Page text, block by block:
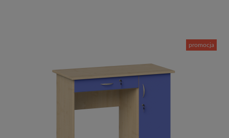
promocja